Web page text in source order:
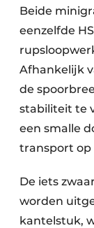
Beide
eenzelfde
Afhankelijk
de
stabiliteit te
een smalle
transport op
De iets
worden
kantelstuk,